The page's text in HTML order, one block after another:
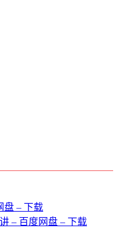
盘 – 下载
– 百度网盘 – 下载